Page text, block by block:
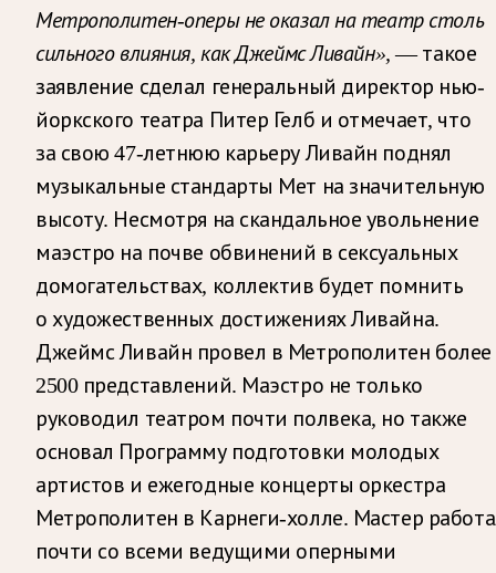
Метрополитен-оперы не оказал на театр столь
сильного влияния, как Джеймс Ливайн»,— такое
заявление сделал генеральный директор нью-
йоркского театра Питер Гелб и отмечает, что
за свою 47-летнюю карьеру Ливайн поднял
музыкальные стандарты Мет на значительную
высоту. Несмотря на скандальное увольнение
маэстро на почве обвинений в сексуальных
домогательствах, коллектив будет помнить
о художественных достижениях Ливайна.
Джеймс Ливайн провел в Метрополитен более
2500 представлений. Маэстро не только
руководил театром почти полвека, но также
основал Программу подготовки молодых
артистов и ежегодные концерты оркестра
Метрополитен в Карнеги-холле. Мастер
почти со всеми ведущими оперными